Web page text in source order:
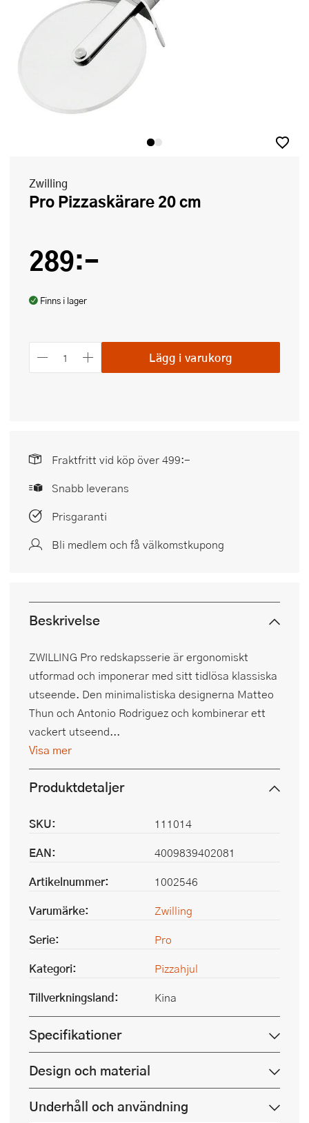
Zwilling
Pro Pizzaskärare 20 cm
289:-
Finns i lager
Lägg i varukorg
Fraktfritt vid köp över 499:-
Snabb leverans
Prisgaranti
Bli medlem och få välkomstkupong
Beskrivelse
ZWILLING Pro redskapsserie är ergonomiskt
utformad och imponerar med sitt tidlösa klassiska
utseende. Den minimalistiska designerna Matteo
Thun och Antonio Rodriguez och kombinerar ett
vackert utseend...
Visa mer
Produktdetaljer
SKU:
111014
EAN:
4009839402081
Artikelnummer:
1002546
Varumärke:
Zwilling
Serie:
Pro
Kategori:
Pizzahjul
Tillverkningsland:
Kina
Specifikationer
Design och material
Underhåll och användning